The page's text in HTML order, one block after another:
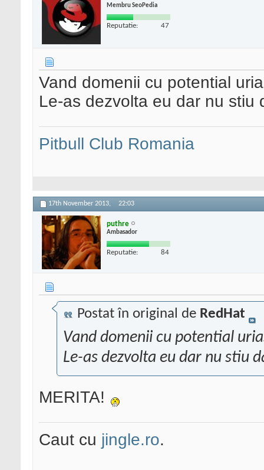
Membru SeoPedia
Reputatie: 47
Vand domenii cu potential
Le-as dezvolta eu dar nu stiu
Pitbull Club Romania
17th November 2013, 22:03
puthre
Ambasador
Reputatie: 84
Postat în original de RedHat
Vand domenii cu potential
Le-as dezvolta eu dar nu stiu
MERITA!
Caut cu jingle.ro.